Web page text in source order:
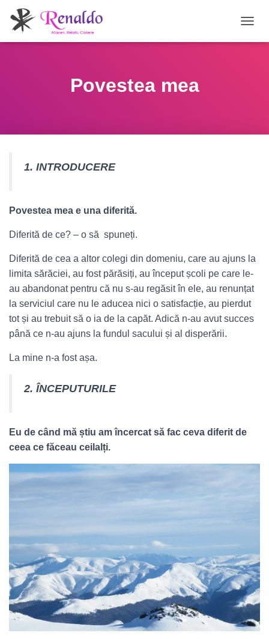
O
I
Povestea mea
1. INTRODUCERE
Povestea mea e una diferită.
Diferită de ce? – o să spuneți.
Diferită de cea a altor colegi din domeniu, care au ajuns la
limita sărăciei, au fost părăsiți, au început școli pe care le-
au abandonat pentru că nu s-au regăsit în ele, au renunțat
la serviciul care nu le aducea nici o satisfacție, au pierdut
tot și au trebuit să o ia de la capăt. Adică n-au avut succes
până ce n-au ajuns la fundul sacului și al disperării.
La mine n-a fost așa.
2. ÎNCEPUTURILE
Eu de când mă știu am încercat să fac ceva diferit de
ceea ce făceau ceilalți.